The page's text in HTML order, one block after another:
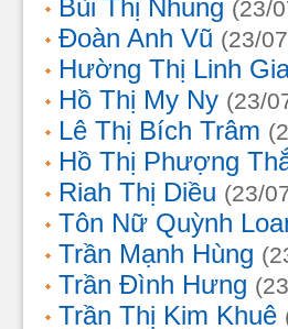
Bùi Thị Nhung (23/
Đoàn Anh Vũ (23/
Hường Thị Linh
Hồ Thị My Ny (23/
Lê Thị Bích Trâm
Hồ Thị Phượng
Riah Thị Diều (23/
Tôn Nữ Quỳnh
Trần Mạnh Hùng
Trần Đình Hưng
Trần Thị Kim Khuê